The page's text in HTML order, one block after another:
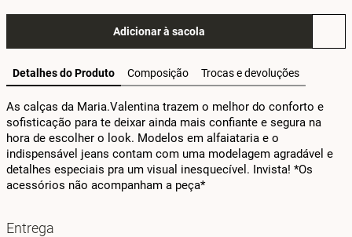
Adicionar à sacola
Detalhes do Produto Composição Trocas e devoluções
As calças da Maria.Valentina trazem o melhor do conforto e
sofisticação para te deixar ainda mais confiante e segura na
hora de escolher o look. Modelos em alfaiataria e o
indispensável jeans contam com uma modelagem agradável e
detalhes especiais pra um visual inesquecível. Invista! *Os
acessórios não acompanham a peça*
Entrega